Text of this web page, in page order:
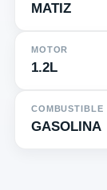
MATIZ
MOTOR
1.2L
COMBUSTIBLE
GASOLINA